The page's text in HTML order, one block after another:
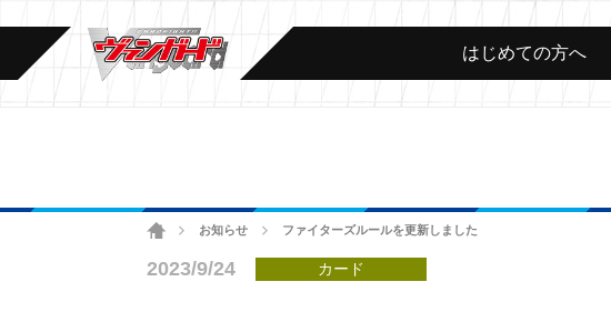
はじめての方へ
ホームお知らせ ファイターズルールを更新しました
2023/9/24 カード